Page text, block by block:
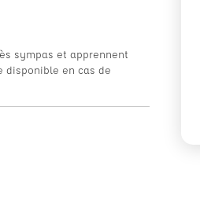
sympas et apprennent
disponible en cas de